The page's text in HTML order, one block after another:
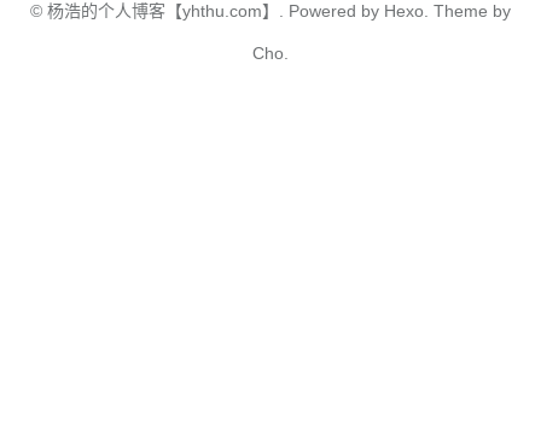
© 杨浩的个人博客【yhthu.com】. Powered by Hexo. Theme by
Cho.